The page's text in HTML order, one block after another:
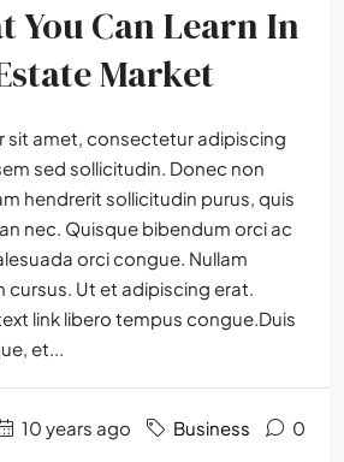
You Can Learn In
Market
sit amet, consectetur adipiscing
sed sollicitudin. Donec non
hendrerit sollicitudin purus, quis
nec. Quisque bibendum orci ac
orci congue. Nullam
cursus. Ut et adipiscing erat.
link libero tempus congue.Duis
et...
10 years ago Business 0